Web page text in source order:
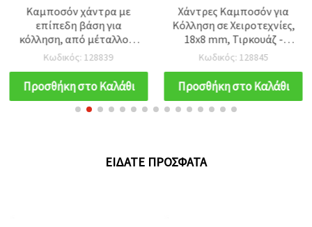
Καμποσόν χάντρα με
επίπεδη βάση για
κόλληση, από μέταλλο &
ύφασμα, 18x8 mm,
κυκλάμινο, συσκευασία 5
τεμ. – για κοσμήματα,
διακόσμηση &
scrapbooking
Κωδικός: 128839
Προσθήκη στο Καλάθι
Χάντρες Καμποσόν για
Κόλληση σε Χειροτεχνίες,
18x8 mm, Τιρκουάζ -
Συσκευασία 5 τεμαχίων
Κωδικός: 128845
Προσθήκη στο Καλάθι
ΕΊΔΑΤΕ ΠΡΌΣΦΑΤΑ